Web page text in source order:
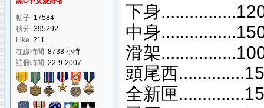
帖子 17584
積分 395292
Like 211
在線時間 8738 小時
註冊時間 22-9-2007
下身
中身
滑架
頭尾西
全新匣